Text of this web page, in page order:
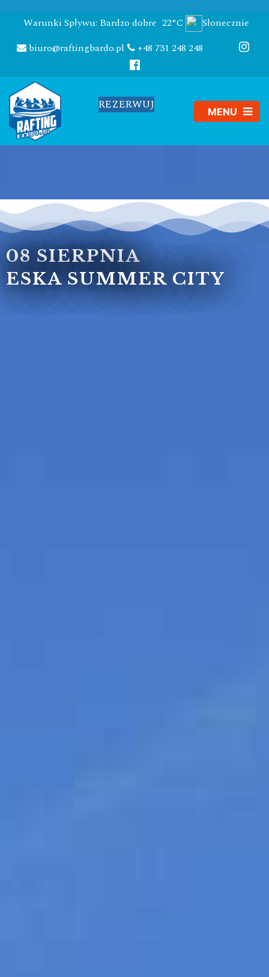
Warunki Spływu: Bardzo dobre 22°C
Słonecznie
biuro@raftingbardo.pl
+48 731 248 248
REZERWUJ
08 SIERPNIA
ESKA SUMMER CITY